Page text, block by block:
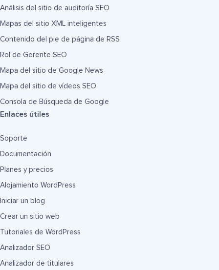
Análisis del sitio de auditoría SEO
Mapas del sitio XML inteligentes
Contenido del pie de página de RSS
Rol de Gerente SEO
Mapa del sitio de Google News
Mapa del sitio de vídeos SEO
Consola de Búsqueda de Google
Enlaces útiles
Soporte
Documentación
Planes y precios
Alojamiento WordPress
Iniciar un blog
Crear un sitio web
Tutoriales de WordPress
Analizador SEO
Analizador de titulares